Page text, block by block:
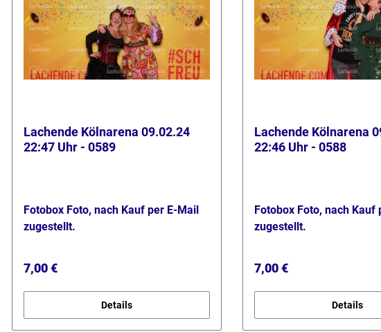
Lachende Kölnarena 09.02.24
22:47 Uhr - 0589
Fotobox Foto, nach Kauf per E-Mail
zugestellt.
Regulärer Preis:
7,00 €
Details
Lachende Kölnarena
22:46 Uhr - 0588
Fotobox Foto, nach Kauf
zugestellt.
Regulärer Preis:
7,00 €
Details